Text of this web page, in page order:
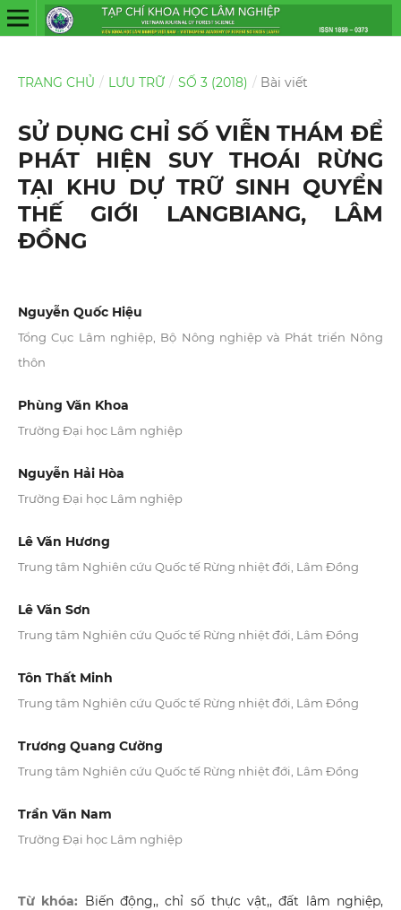
TRANG CHỦ / LƯU TRỮ / SỐ 3 (2018) / Bài viết
SỬ DỤNG CHỈ SỐ VIỄN THÁM ĐỂ
PHÁT HIỆN SUY THOÁI RỪNG
TẠI KHU DỰ TRỮ SINH QUYỂN
THẾ GIỚI LANGBIANG, LÂM
ĐỒNG
Nguyễn Quốc Hiệu
Tổng Cục Lâm nghiệp, Bộ Nông nghiệp và Phát triển Nông
thôn
Phùng Văn Khoa
Trường Đại học Lâm nghiệp
Nguyễn Hải Hòa
Trường Đại học Lâm nghiệp
Lê Văn Hương
Trung tâm Nghiên cứu Quốc tế Rừng nhiệt đới, Lâm Đồng
Lê Văn Sơn
Trung tâm Nghiên cứu Quốc tế Rừng nhiệt đới, Lâm Đồng
Tôn Thất Minh
Trung tâm Nghiên cứu Quốc tế Rừng nhiệt đới, Lâm Đồng
Trương Quang Cường
Trung tâm Nghiên cứu Quốc tế Rừng nhiệt đới, Lâm Đồng
Trần Văn Nam
Trường Đại học Lâm nghiệp
Từ khóa: Biến động,, chỉ số thực vật,, đất lâm nghiệp,